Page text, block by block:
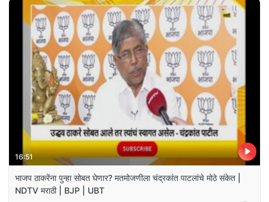
16:51
भाजप ठाकरेंना पुन्हा सोबत घेणार? मतमोजणीला चंद्रकांत पाटलांचे मोठे संकेत |
NDTV मराठी | BJP | UBT